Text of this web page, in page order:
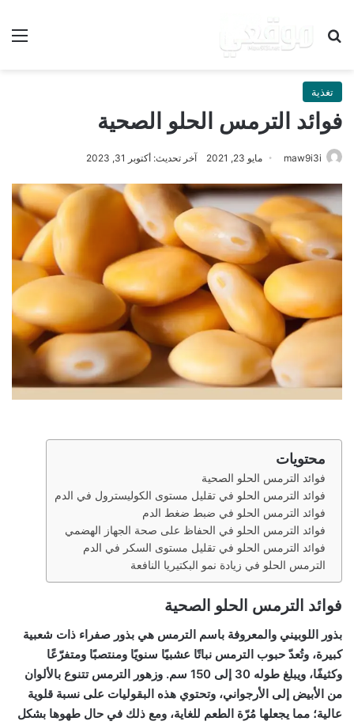
بحث عن
تغذية
فوائد الترمس الحلو الصحية
maw9i3i مايو 23, 2021 آخر تحديث: أكتوبر 31, 2023
محتويات
فوائد الترمس الحلو الصحية
فوائد الترمس الحلو في تقليل مستوى الكوليسترول في الدم
فوائد الترمس الحلو في ضبط ضغط الدم
فوائد الترمس الحلو في الحفاظ على صحة الجهاز الهضمي
فوائد الترمس الحلو في تقليل مستوى السكر في الدم
الترمس الحلو في زيادة نمو البكتيريا النافعة
فوائد الترمس الحلو الصحية
بذور اللوبيني والمعروفة باسم الترمس هي بذور صفراء ذات شعبية
كبيرة، وتُعدّ حبوب الترمس نباتًا عشبيًا سنويًا ومنتصبًا ومتفرّعًا
وكثيفًا، ويبلغ طوله 30 إلى 150 سم. وزهور الترمس تتنوع بالألوان
من الأبيض إلى الأرجواني، وتحتوي هذه البقوليات على نسبة قلوية
عالية؛ مما يجعلها مُرّة الطعم للغاية، ومع ذلك في حال طهوها بشكل